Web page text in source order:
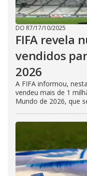
DO R7/17/10/2025
FIFA revela
vendidos
2026
A FIFA informou,
vendeu mais de 1
Mundo de 2026, que